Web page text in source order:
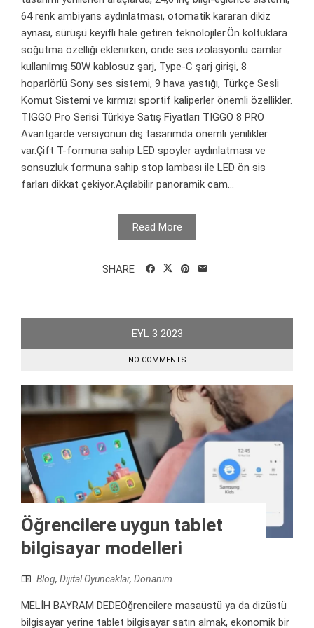
64 renk ambiyans aydınlatması, otomatik kararan dikiz
aynası, sürüşü keyifli hale getiren teknolojiler.Ön koltuklara
soğutma özelliği eklenirken, önde ses izolasyonlu camlar
kullanılmış.50W kablosuz şarj, Type-C şarj girişi, 8
hoparlörlü Sony ses sistemi, 9 hava yastığı, Türkçe Sesli
Komut Sistemi ve kırmızı sportif kaliperler önemli özellikler.
TIGGO Pro Serisi Türkiye Satış Fiyatları TIGGO 8 PRO
Avantgarde versiyonun dış tasarımda önemli yenilikler
var.Çift T-formuna sahip LED spoyler aydınlatması ve
sonsuzluk formuna sahip stop lambası ile LED ön sis
farları dikkat çekiyor.Açılabilir panoramik cam...
Read More
SHARE
EYL 3 2023
NO COMMENTS
Öğrencilere uygun tablet
bilgisayar modelleri
Blog, Dijital Oyuncaklar, Donanim
MELİH BAYRAM DEDEÖğrencilere masaüstü ya da dizüstü
bilgisayar yerine tablet bilgisayar satın almak, ekonomik bir